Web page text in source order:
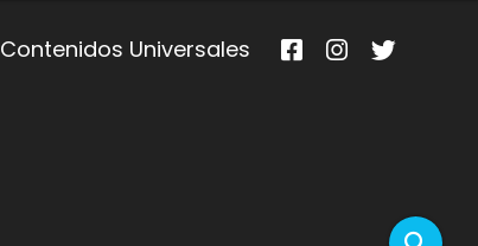
Contenidos Universales